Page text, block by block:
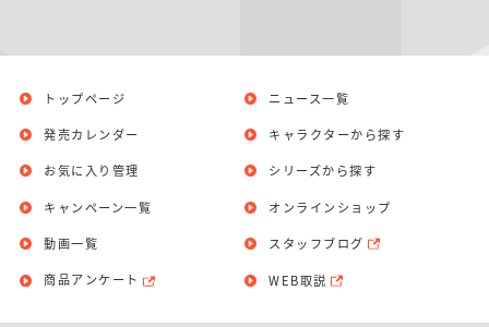
ズ
トップページ
発売カレンダー
お気に入り管理
ニュース一覧
キャラクターから探す
シリーズから探す
キャンペーン一覧
動画一覧
商品アンケート
オンラインショップ
スタッフブログ
WEB取説